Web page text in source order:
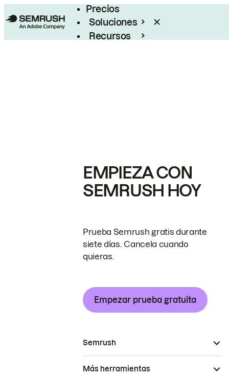
Precios
Soluciones
Recursos
EMPIEZA CON
SEMRUSH HOY
Prueba Semrush gratis durante
siete días. Cancela cuando
quieras.
Empezar prueba gratuita
Semrush
Más herramientas